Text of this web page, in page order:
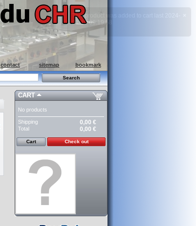
contact sitemap bookmark
CART
No products
Shipping 0,00 €
Total 0,00 €
Cart Check out